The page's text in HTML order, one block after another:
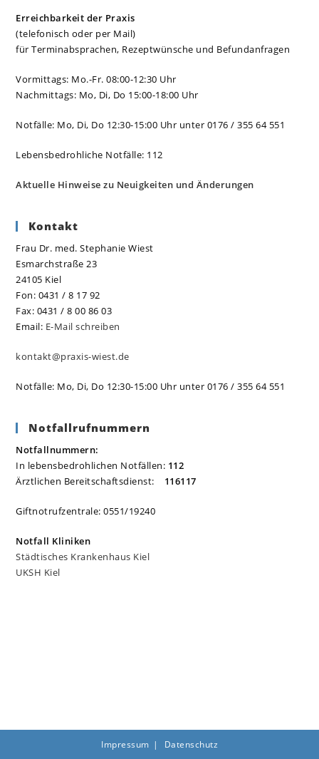
Erreichbarkeit der Praxis
(telefonisch oder per Mail)
für Terminabsprachen, Rezeptwünsche und Befundanfragen
Vormittags: Mo.-Fr. 08:00-12:30 Uhr
Nachmittags: Mo, Di, Do 15:00-18:00 Uhr
Notfälle: Mo, Di, Do 12:30-15:00 Uhr unter 0176 / 355 64 551
Lebensbedrohliche Notfälle: 112
Aktuelle Hinweise zu Neuigkeiten und Änderungen
Kontakt
Frau Dr. med. Stephanie Wiest
Esmarchstraße 23
24105 Kiel
Fon: 0431 / 8 17 92
Fax: 0431 / 8 00 86 03
Email: E-Mail schreiben
kontakt@praxis-wiest.de
Notfälle: Mo, Di, Do 12:30-15:00 Uhr unter 0176 / 355 64 551
Notfallrufnummern
Notfallnummern:
In lebensbedrohlichen Notfällen: 112
Ärztlichen Bereitschaftsdienst: 116117
Giftnotrufzentrale: 0551/19240
Notfall Kliniken
Städtisches Krankenhaus Kiel
UKSH Kiel
Impressum Datenschutz